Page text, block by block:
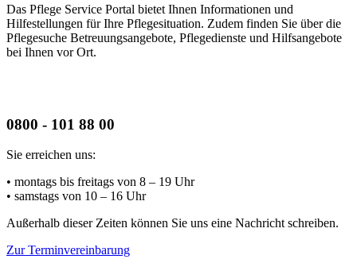
Das Pflege Service Portal bietet Ihnen Informationen und
Hilfestellungen für Ihre Pflegesituation. Zudem finden Sie über die
Pflegesuche Betreuungsangebote, Pflegedienste und Hilfsangebote
bei Ihnen vor Ort.
0800 - 101 88 00
Sie erreichen uns:
• montags bis freitags von 8 – 19 Uhr
• samstags von 10 – 16 Uhr
Außerhalb dieser Zeiten können Sie uns eine Nachricht schreiben.
Zur Terminvereinbarung